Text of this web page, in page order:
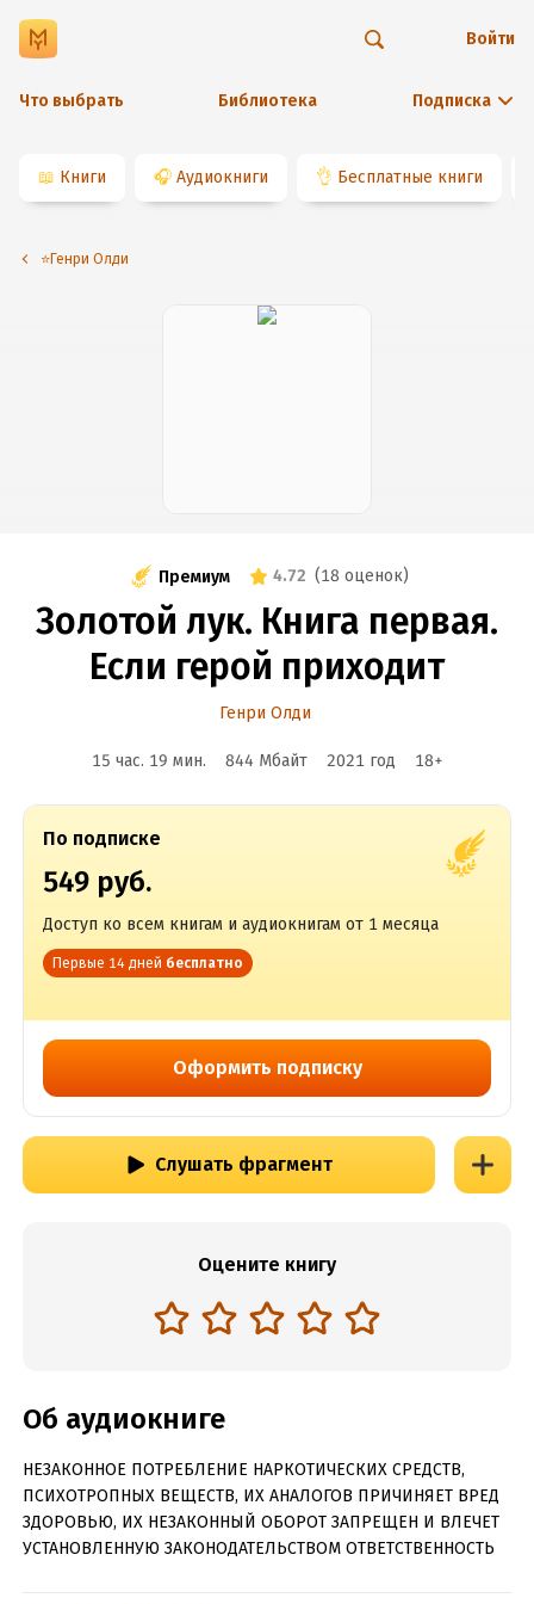
Что выбрать Библиотека Подписка
Войти
📖 Книги 🎧 Аудиокниги 👌 Бесплатные книги
⭐️Генри Олди
Премиум 4.72 (18 оценок)
Золотой лук. Книга первая.
Если герой приходит
Генри Олди
15 час. 19 мин. 844 Мбайт 2021 год 18+
По подписке
549 руб.
Доступ ко всем книгам и аудиокнигам от 1 месяца
Первые 14 дней бесплатно
Оформить подписку
Слушать фрагмент
Оцените книгу
Об аудиокниге
НЕЗАКОННОЕ ПОТРЕБЛЕНИЕ НАРКОТИЧЕСКИХ СРЕДСТВ,
ПСИХОТРОПНЫХ ВЕЩЕСТВ, ИХ АНАЛОГОВ ПРИЧИНЯЕТ ВРЕД
ЗДОРОВЬЮ, ИХ НЕЗАКОННЫЙ ОБОРОТ ЗАПРЕЩЕН И ВЛЕЧЕТ
УСТАНОВЛЕННУЮ ЗАКОНОДАТЕЛЬСТВОМ ОТВЕТСТВЕННОСТЬ